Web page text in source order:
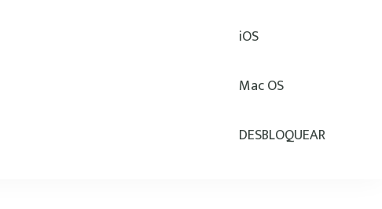
iOS
Mac OS
DESBLOQUEAR